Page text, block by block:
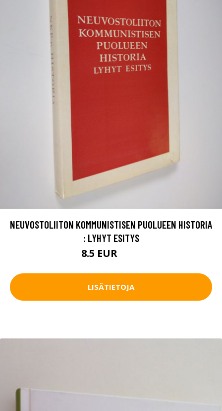
NEUVOSTOLIITON KOMMUNISTISEN PUOLUEEN HISTORIA
: LYHYT ESITYS
8.5 EUR
LISÄTIETOJA